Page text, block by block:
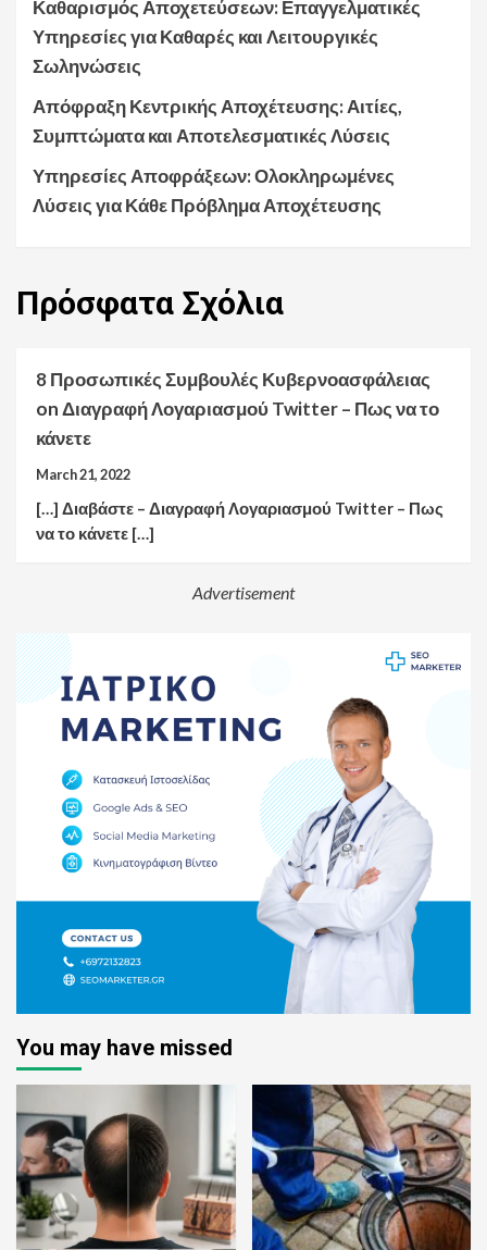
Καθαρισμός Αποχετεύσεων: Επαγγελματικές
Υπηρεσίες για Καθαρές και Λειτουργικές
Σωληνώσεις
Απόφραξη Κεντρικής Αποχέτευσης: Αιτίες,
Συμπτώματα και Αποτελεσματικές Λύσεις
Υπηρεσίες Αποφράξεων: Ολοκληρωμένες
Λύσεις για Κάθε Πρόβλημα Αποχέτευσης
Πρόσφατα Σχόλια
8 Προσωπικές Συμβουλές Κυβερνοασφάλειας
onΔιαγραφή Λογαριασμού Twitter – Πως να το
κάνετε
March 21, 2022
[…] Διαβάστε – Διαγραφή Λογαριασμού Twitter – Πως
να το κάνετε […]
Advertisement
You may have missed